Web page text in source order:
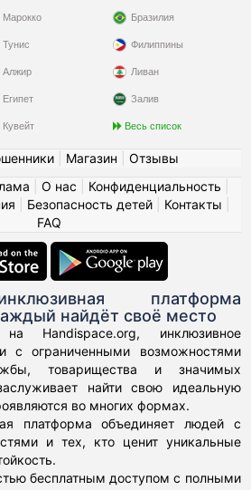
Марокко
Тунис
Алжир
Египет
Кувейт
Бразилия
Филиппины
Ливан
Залив
Весь список
| Магазин
Отзывы
О нас Конфиденциальность
Безопасность детей| Контакты
FAQ
платформа
найдёт своё место
Handispace.org, инклюзивное
с ограниченными возможностями
товарищества и значимых
найти свою идеальную
во многих формах.
платформа объединяет людей с
и тех, кто ценит уникальные
бесплатным доступом с полными